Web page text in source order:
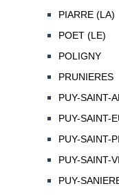
PIARRE (LA)
POET (LE)
POLIGNY
PRUNIERES
PUY-SAINT-
PUY-SAINT-
PUY-SAINT-
PUY-SAINT-
PUY-